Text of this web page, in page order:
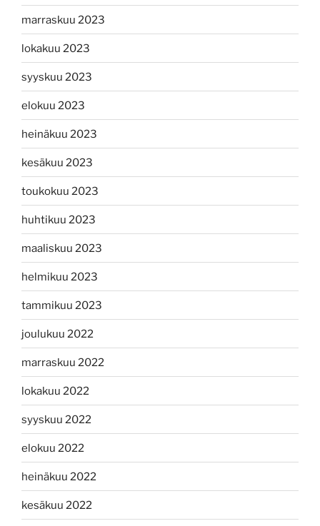
marraskuu 2023
lokakuu 2023
syyskuu 2023
elokuu 2023
heinäkuu 2023
kesäkuu 2023
toukokuu 2023
huhtikuu 2023
maaliskuu 2023
helmikuu 2023
tammikuu 2023
joulukuu 2022
marraskuu 2022
lokakuu 2022
syyskuu 2022
elokuu 2022
heinäkuu 2022
kesäkuu 2022